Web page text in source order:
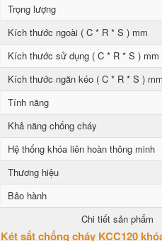
Trọng lượng
Kích thước ngoài ( C * R * S ) mm
Kích thước sử dụng ( C * R * S ) mm
Kích thước ngăn kéo ( C * R * S ) mm
Tính năng
Khả năng chống cháy
Hệ thống khóa liên hoàn thông minh
Thương hiệu
Bảo hành
Chi tiết sản phẩm
Két sắt chống cháy KCC120